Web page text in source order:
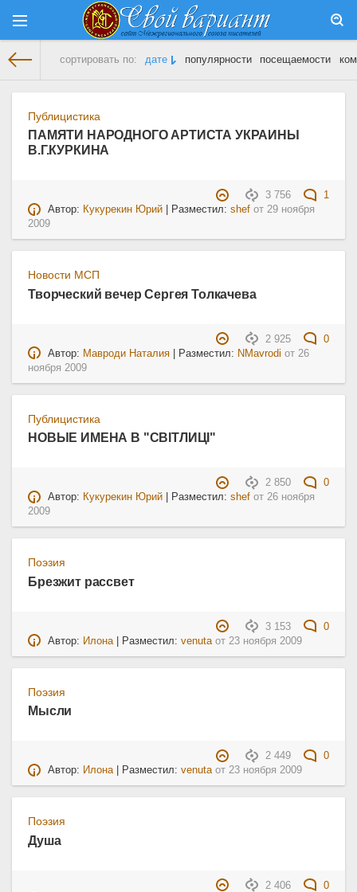
сортировать по: дате популярности посещаемости
Публицистика
ПАМЯТИ НАРОДНОГО АРТИСТА УКРАИНЫ
В.Г.КУРКИНА
3 756
1
Автор: Кукурекин Юрий | Разместил:shef от29 ноября
2009
Новости МСП
Творческий вечер Сергея Толкачева
2 925
0
Автор: Мавроди Наталия | Разместил: NMavrodi от26
ноября 2009
Публицистика
НОВЫЕ ИМЕНА В "СВІТЛИЦІ"
2 850
0
Автор: Кукурекин Юрий | Разместил:shef от26 ноября
2009
Поэзия
Брезжит рассвет
3 153
0
Автор: Илона | Разместил:venuta от 23 ноября 2009
Поэзия
Мысли
2 449
0
Автор: Илона| Разместил:venutaот23 ноября 2009
Поэзия
Душа
2 406
0